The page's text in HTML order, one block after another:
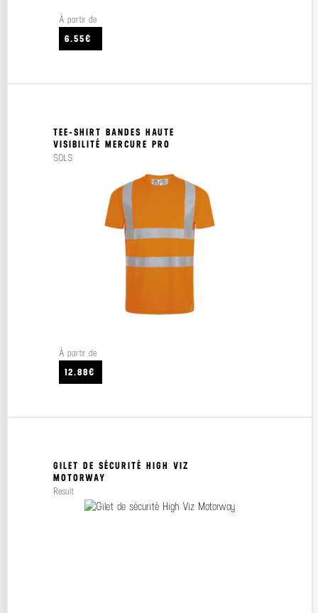
À partir de
6.55€
TEE-SHIRT BANDES HAUTE
VISIBILITÉ MERCURE PRO
SOLS
À partir de
12.88€
GILET DE SÉCURITÉ HIGH VIZ
MOTORWAY
Result